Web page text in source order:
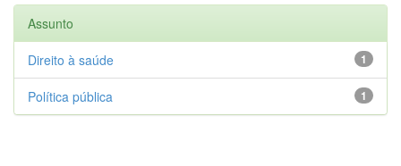
Assunto
1
Direito à saúde
1
Política pública